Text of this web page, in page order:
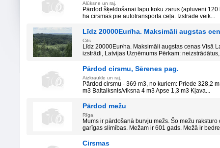
Alūksne un raj.
Pārdod šķeldošanai lapu koku zarus (aptuveni
ha cirsmas pie autotransporta ceļa. Izstrāde veik...
Līdz 20000Eur/ha. Maksimāli augstas
Cits
Līdz 20000Eur/ha. Maksimāli augstas cenas Visā
izstrādi, Latvijas Uzņēmums Pērkam:
Pārdod cirsmu, Sērenes pag.
Aizkraukle un raj.
Pārdod cirsmu - 369 m3, no kuriem: Priede 328,2
m3 Baltalksnis/vīksna 4 m3 Apse 1,3 m3 Kļava...
Pārdod mežu
Rīga
Mums ir pārdošanā burvju mežs. Šo mežu
garīgas slimības. Mežam ir 601 gads. Mežā ir
Cirsmas